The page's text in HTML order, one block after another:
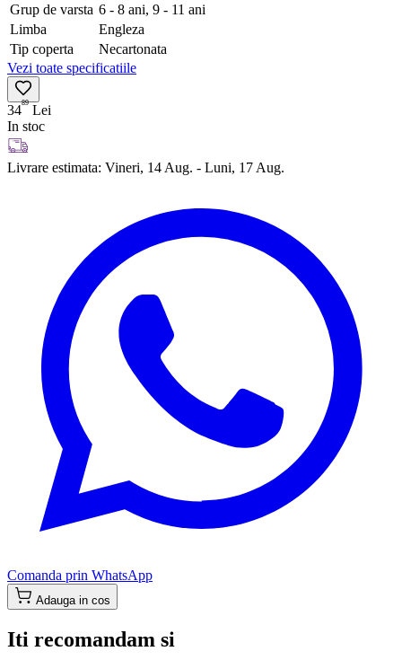
Grup de varsta 6 - 8 ani, 9 - 11 ani
Limba
Engleza
Tip coperta
Necartonata
Vezi toate specificatiile
3489 Lei
In stoc
Livrare estimata: Vineri, 14 Aug. - Luni, 17 Aug.
Comanda prin WhatsApp
Adauga in cos
Iti recomandam si